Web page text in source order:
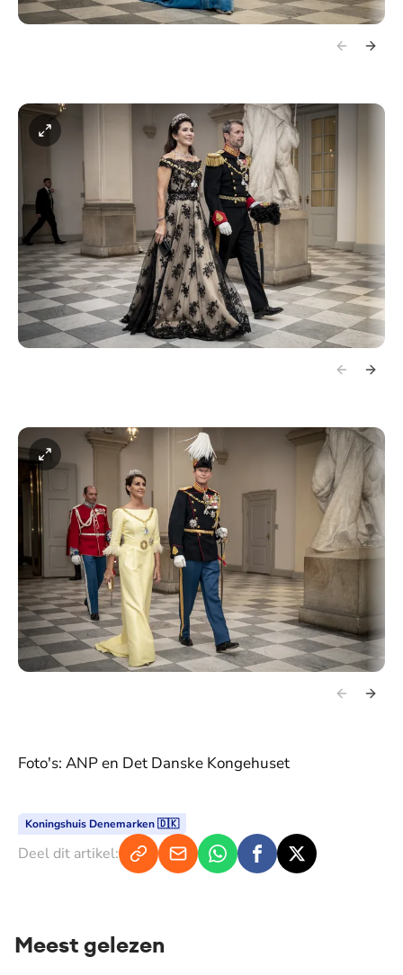
Foto's: ANP en Det Danske Kongehuset
Koningshuis Denemarken 🇩🇰
Deel dit artikel:
Meest gelezen